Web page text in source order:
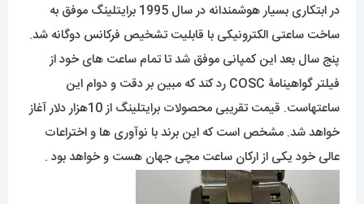
در ابتکاری بسیار هوشمندانه در سال 1995 برایتلینگ موفق به
ساخت ساعتی الکترونیکی با قابلیت تشخیص فرکانس دوگانه شد.
پنج سال بعد این کمپانی موفق شد تا تمام ساعت های خود از
فیلتر گواهینامۀ COSC رد کند که مبین بر دقت و دوام این
ساعتهاست. قیمت تقریبی محصولات برایتلینگ از 10هزار دلار آغاز
خواهد شد. مشخص است که این برند با نوآوری ها و اختراعات
عالی خود یکی از ارکان ساعت مچی جهان هست و خواهد بود .